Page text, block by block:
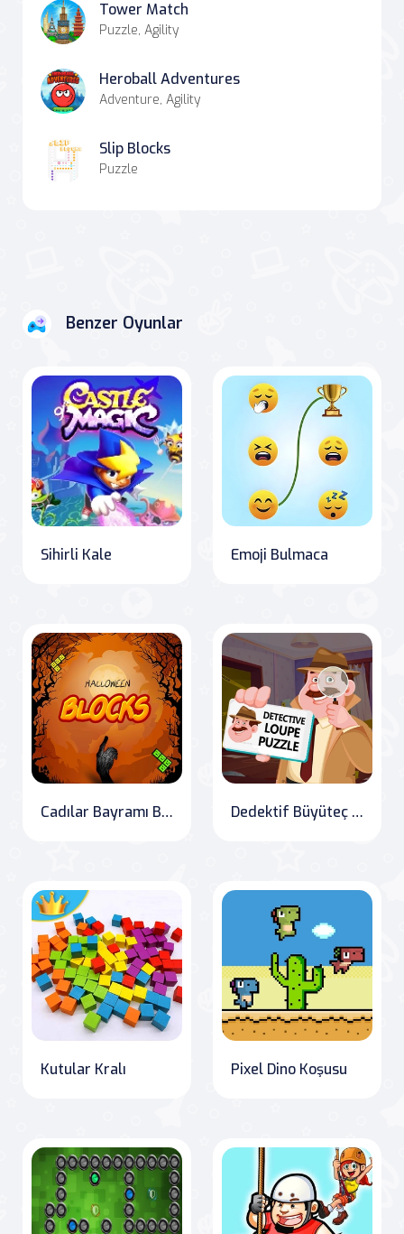
Tower Match
Puzzle, Agility
Heroball Adventures
Adventure, Agility
Slip Blocks
Puzzle
Benzer Oyunlar
Sihirli Kale Emoji Bulmaca
Cadılar Bayramı Blokları Dedektif Büyüteç Bulmaca
Kutular Kralı Pixel Dino Koşusu